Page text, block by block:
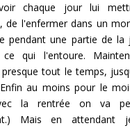
chaque jour lui
de l'enfermer dans un
pendant une partie de la
qui l'entoure.
tout le temps,
au moins pour le
la rentrée on va
Mais en attendant